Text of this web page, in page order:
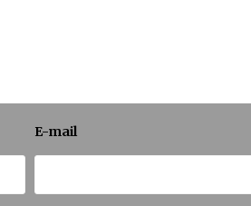
E-mail